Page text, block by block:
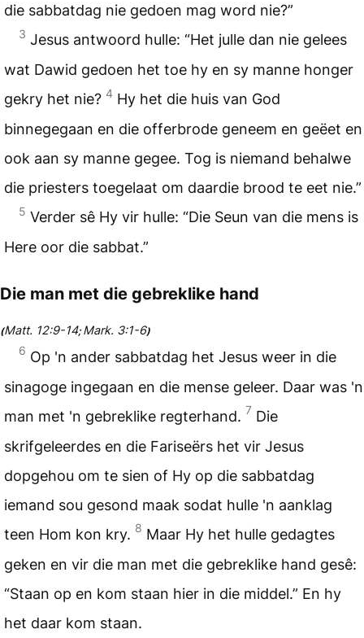
die sabbatdag nie gedoen mag word nie?”
3 Jesus antwoord hulle: “Het julle dan nie gelees
wat Dawid gedoen het toe hy en sy manne honger
gekry het nie? 4 Hy het die huis van God
binnegegaan en die offerbrode geneem en geëet en
ook aan sy manne gegee. Tog is niemand behalwe
die priesters toegelaat om daardie brood te eet nie.”
5 Verder sê Hy vir hulle: “Die Seun van die mens is
Here oor die sabbat.”
Die man met die gebreklike hand
(Matt. 12:9-14;Mark. 3:1-6)
6 Op 'n ander sabbatdag het Jesus weer in die
sinagoge ingegaan en die mense geleer. Daar was 'n
man met 'n gebreklike regterhand. 7 Die
skrifgeleerdes en die Fariseërs het vir Jesus
dopgehou om te sien of Hy op die sabbatdag
iemand sou gesond maak sodat hulle 'n aanklag
teen Hom kon kry. 8 Maar Hy het hulle gedagtes
geken en vir die man met die gebreklike hand gesê:
“Staan op en kom staan hier in die middel.” En hy
het daar kom staan.